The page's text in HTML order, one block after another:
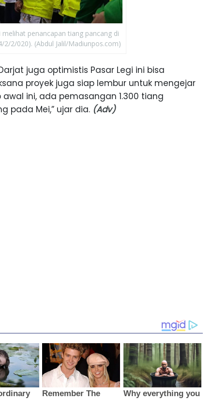
penancapan tiang pancang di
2/020). (Abdul Jalil/Madiunpos.com)
juga optimistis Pasar Legi ini bisa
proyek juga siap lembur untuk mengejar
ini, ada pemasangan 1.300 tiang
pada Mei,” ujar dia. (Adv)